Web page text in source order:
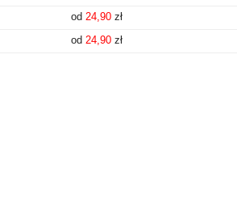
od 24,90zł
od 24,90zł